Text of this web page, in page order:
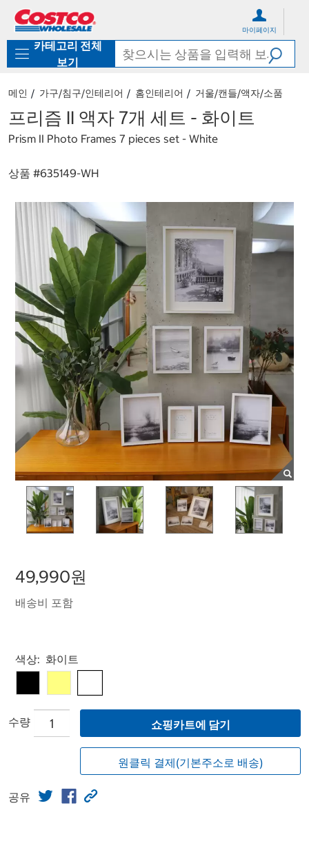
로
기
가
마이페이지
카테고리 전체
보기
메인 가구/침구/인테리어 홈인테리어 거울/캔들/액자/소품
프리즘 II 액자 7개 세트 - 화이트
Prism II Photo Frames 7 pieces set - White
상품 #635149-WH
49,990원
배송비 포함
Select product
색상: 화이트
수량 쇼핑카트에 담기
원클릭 결제(기본주소로 배송)
공유